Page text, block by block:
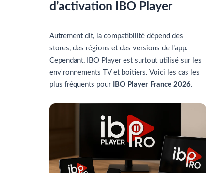
d’activation IBO Player
Autrement dit, la compatibilité dépend des
stores, des régions et des versions de l’app.
Cependant, IBO Player est surtout utilisé sur les
environnements TV et boîtiers. Voici les cas les
plus fréquents pour
IBO Player France 2026.